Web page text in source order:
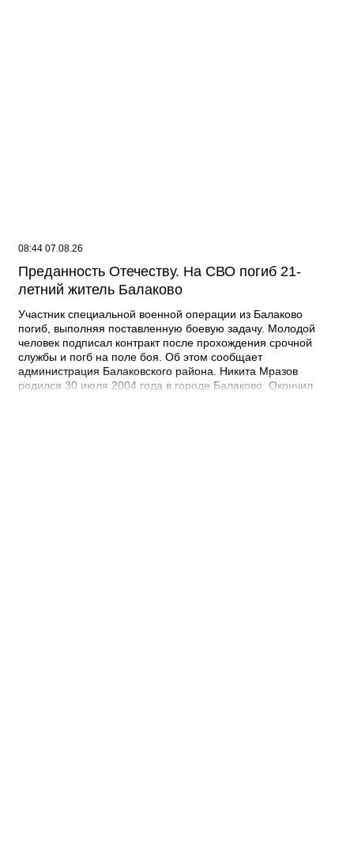
08:44 07.08.26
Преданность Отечеству. На СВО погиб 21-
летний житель Балаково
Участник специальной военной операции из Балаково
погиб, выполняя поставленную боевую задачу. Молодой
человек подписал контракт после прохождения срочной
службы и погб на поле боя. Об этом сообщает
администрация Балаковского района. Никита Мразов
родился 30 июля 2004 года в городе Балаково. Окончил